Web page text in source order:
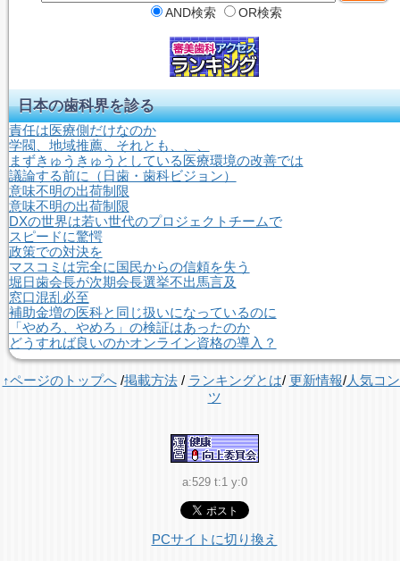
AND検索 OR検索
日本の歯科界を診る
責任は医療側だけなのか
学閥、地域推薦、それとも、、、
まずきゅうきゅうとしている医療環境の改善では
議論する前に（日歯・歯科ビジョン）
意味不明の出荷制限
意味不明の出荷制限
DXの世界は若い世代のプロジェクトチームで
スピードに驚愕
政策での対決を
マスコミは完全に国民からの信頼を失う
堀日歯会長が次期会長選挙不出馬言及
窓口混乱必至
補助金増の医科と同じ扱いになっているのに
「やめろ、やめろ」の検証はあったのか
どうすれば良いのかオンライン資格の導入？
↑ページのトップへ/掲載方法/ ランキングとは/ 更新情報/人気コ
ツ
a:529 t:1 y:0
PCサイトに切り換え